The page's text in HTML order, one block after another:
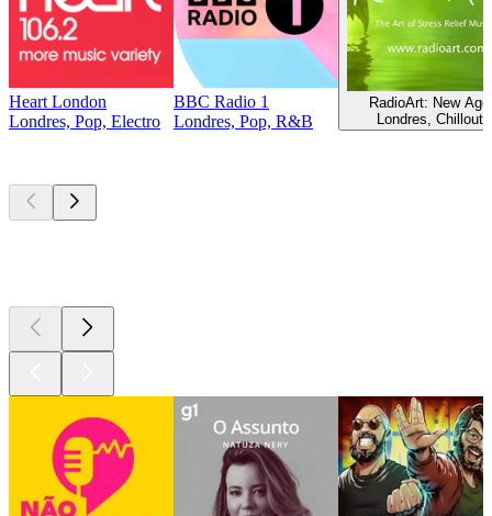
Heart London
Londres, Pop, Electro
BBC Radio 1
Londres, Pop, R&B
RadioArt: New Age
Londres, Chillout